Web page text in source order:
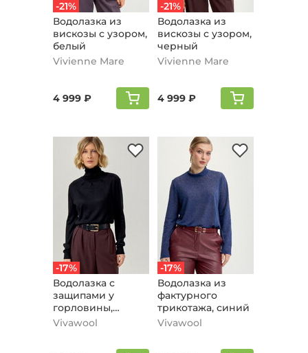
-21%
Водолазка из
вискозы с узором,
белый
Vivienne Mare
4 999 ₽
-21%
Водолазка из
вискозы с узором,
черный
Vivienne Mare
4 999 ₽
-17%
Водолазка с
защипами у
горловины,
черный
Vivawool
-17%
Водолазка из
фактурного
трикотажа, синий
Vivawool